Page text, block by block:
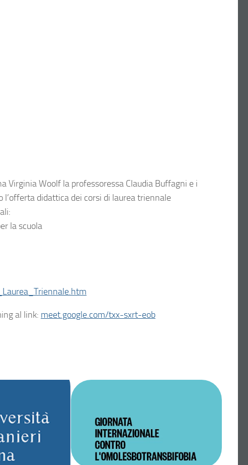
Virginia Woolf la professoressa Claudia Buffagni e i
didattica dei corsi di laurea triennale
la scuola
al link: meet.google.com/txx-sxrt-eob